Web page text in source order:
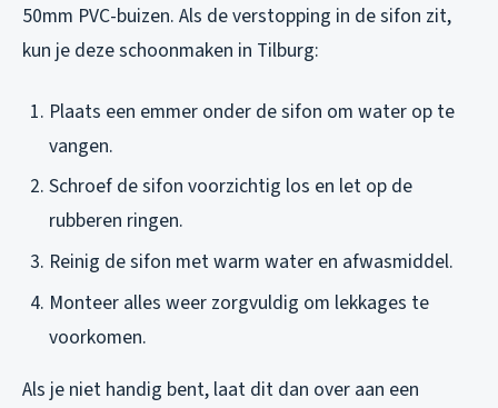
50mm PVC-buizen. Als de verstopping in de sifon zit,
kun je deze schoonmaken in Tilburg:
Plaats een emmer onder de sifon om water op te
vangen.
Schroef de sifon voorzichtig los en let op de
rubberen ringen.
Reinig de sifon met warm water en afwasmiddel.
Monteer alles weer zorgvuldig om lekkages te
voorkomen.
Als je niet handig bent, laat dit dan over aan een